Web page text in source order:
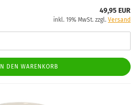
49,95 EUR
inkl. 19% MwSt. zzgl. Versand
IN DEN WARENKORB